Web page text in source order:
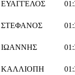
ΕΥΑΓΓΕΛΟΣ
ΣΤΕΦΑΝΟΣ
ΙΩΑΝΝΗΣ
ΚΑΛΛΙΟΠΗ